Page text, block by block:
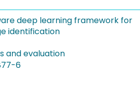
deep learning framework for
identification
and evaluation
​6